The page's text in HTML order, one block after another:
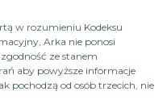
w rozumieniu Kodeksu
Arka nie ponosi
ze stanem
aby powyższe informacje
pochodzą od osób trzecich, nie